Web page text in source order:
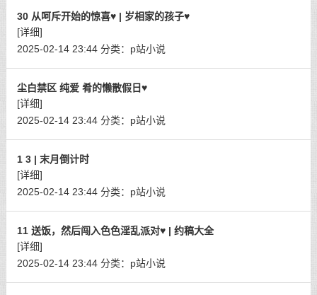
30 从呵斥开始的惊喜♥ | 岁相家的孩子♥
[详细]
2025-02-14 23:44 分类： p站小说
尘白禁区 纯爱 肴的懒散假日♥
[详细]
2025-02-14 23:44 分类： p站小说
1 3 | 末月倒计时
[详细]
2025-02-14 23:44 分类： p站小说
11 送饭，然后闯入色色淫乱派对♥ | 约稿大全
[详细]
2025-02-14 23:44 分类： p站小说